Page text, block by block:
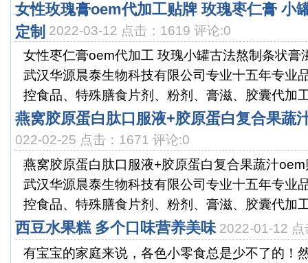
女性玫瑰膏oem代加工贴牌 玫瑰枣仁膏 小
定制 2022-03-12 点击：1619 评论:0
女性枣仁膏oem代加工 玫瑰小罐古法熬制条状膏
武汉华源晨泰生物科技有限公司专业十五年专业
控食品、特殊膳食片剂、粉剂、膏滋、胶囊代加
燕窝胶原蛋白肽口服液+胶原蛋白复合果蔬
022-02-25 点击：1671 评论:0
燕窝胶原蛋白肽口服液+胶原蛋白复合果蔬汁
武汉华源晨泰生物科技有限公司专业十五年专业
控食品、特殊膳食片剂、粉剂、膏滋、胶囊代加
西豆水果糕 多个口味营养美味 2022-01-12
有宝宝的家庭来说，各色小零食总是少不了的！